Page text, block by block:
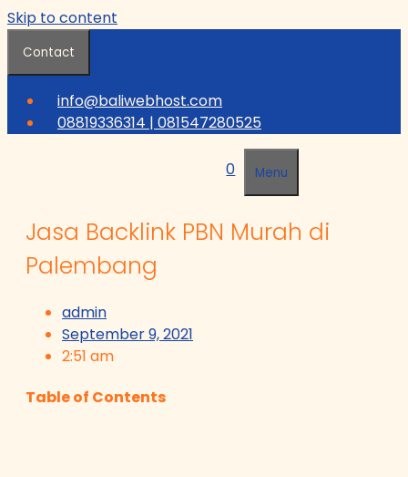
Skip to content
Contact
info@baliwebhost.com
08819336314 | 081547280525
0 Menu
Jasa Backlink PBN Murah di
Palembang
admin
September 9, 2021
2:51 am
Table of Contents